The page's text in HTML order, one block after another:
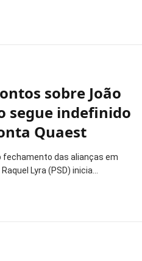
sobre João
segue indefinido
Quaest
fechamento das alianças em
Lyra (PSD) inicia…